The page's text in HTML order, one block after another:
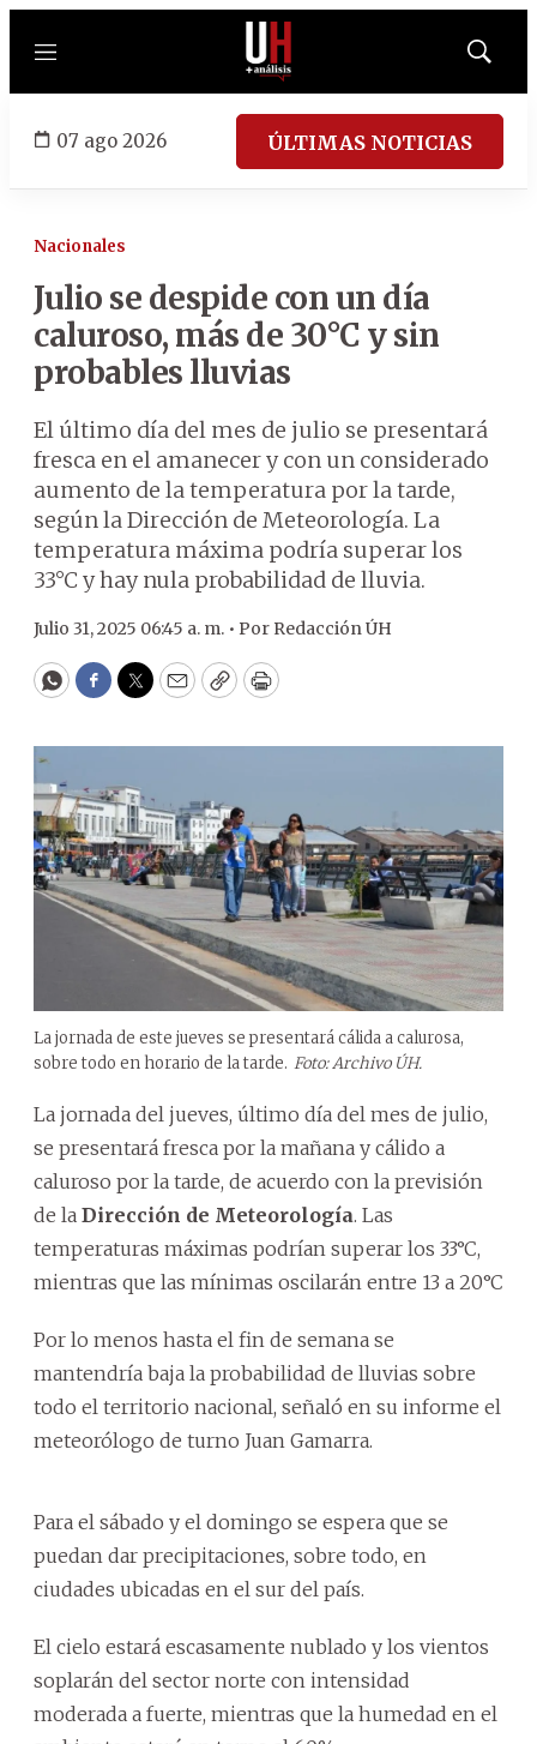
Menú
Mostrar
07 ago 2026 ÚLTIMAS NOTICIAS
Nacionales
Julio se despide con un día
caluroso, más de 30°C y sin
probables lluvias
El último día del mes de julio se presentará
fresca en el amanecer y con un considerado
aumento de la temperatura por la tarde,
según la Dirección de Meteorología. La
temperatura máxima podría superar los
33°C y hay nula probabilidad de lluvia.
Julio 31, 2025 06:45 a. m. • Por Redacción ÚH
WhatsApp
Facebook
Twitter
EmailCopyPrint
La jornada de este jueves se presentará cálida a calurosa,
sobre todo en horario de la tarde. Foto: Archivo ÚH.
La jornada del jueves, último día del mes de julio,
se presentará fresca por la mañana y cálido a
caluroso por la tarde, de acuerdo con la previsión
de la Dirección de Meteorología. Las
temperaturas máximas podrían superar los 33°C,
mientras que las mínimas oscilarán entre 13 a 20°C
Por lo menos hasta el fin de semana se
mantendría baja la probabilidad de lluvias sobre
todo el territorio nacional, señaló en su informe el
meteorólogo de turno Juan Gamarra.
Para el sábado y el domingo se espera que se
puedan dar precipitaciones, sobre todo, en
ciudades ubicadas en el sur del país.
El cielo estará escasamente nublado y los vientos
soplarán del sector norte con intensidad
moderada a fuerte, mientras que la humedad en el